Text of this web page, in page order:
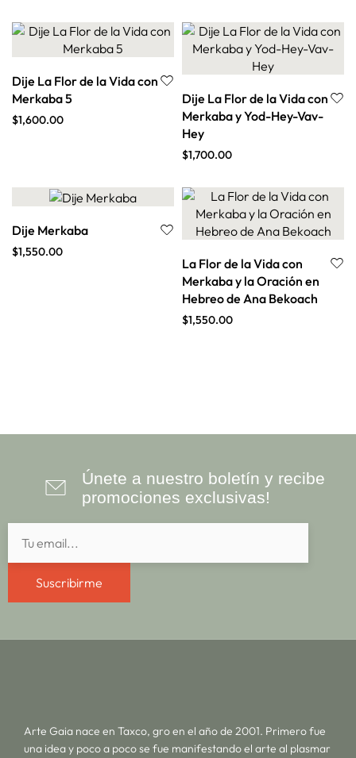
Dije La Flor de la Vida con
Merkaba 5
$1,600.00
Dije La Flor de la Vida con
Merkaba y Yod-Hey-Vav-
Hey
$1,700.00
Dije Merkaba
$1,550.00
La Flor de la Vida con
Merkaba y la Oración en
Hebreo de Ana Bekoach
$1,550.00
Únete a nuestro boletín y recibe
promociones exclusivas!
Suscribirme
Arte Gaia nace en Taxco, gro en el año de 2001. Primero fue
una idea y poco a poco se fue manifestando el arte al plasmar